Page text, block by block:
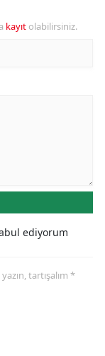
kayıt olabilirsiniz.
ediyorum
tartışalım *